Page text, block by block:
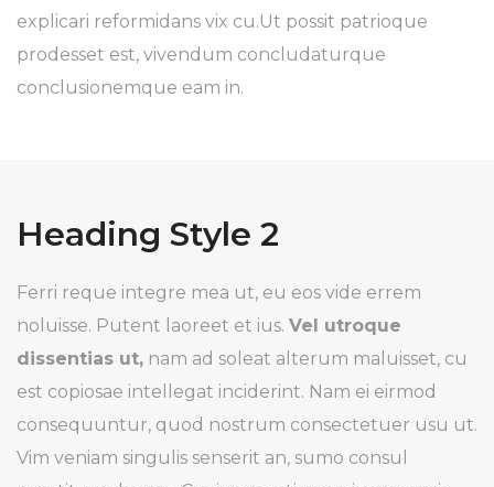
explicari reformidans vix cu.Ut possit patrioque
prodesset est, vivendum concludaturque
conclusionemque eam in.
Heading Style 2
Ferri reque integre mea ut, eu eos vide errem
noluisse. Putent laoreet et ius. Vel utroque
dissentias ut, nam ad soleat alterum maluisset, cu
est copiosae intellegat inciderint. Nam ei eirmod
consequuntur, quod nostrum consectetuer usu ut.
Vim veniam singulis senserit an, sumo consul